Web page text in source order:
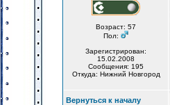
Возраст: 57
Пол:
Зарегистрирован:
15.02.2008
Сообщения: 195
Откуда: Нижний Новгород
Вернуться к началу